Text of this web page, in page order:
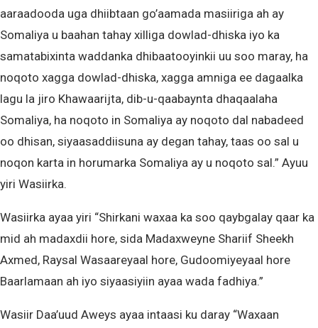
aaraadooda uga dhiibtaan go’aamada masiiriga ah ay
Somaliya u baahan tahay xilliga dowlad-dhiska iyo ka
samatabixinta waddanka dhibaatooyinkii uu soo maray, ha
noqoto xagga dowlad-dhiska, xagga amniga ee dagaalka
lagu la jiro Khawaarijta, dib-u-qaabaynta dhaqaalaha
Somaliya, ha noqoto in Somaliya ay noqoto dal nabadeed
oo dhisan, siyaasaddiisuna ay degan tahay, taas oo sal u
noqon karta in horumarka Somaliya ay u noqoto sal.” Ayuu
yiri Wasiirka.
Wasiirka ayaa yiri “Shirkani waxaa ka soo qaybgalay qaar ka
mid ah madaxdii hore, sida Madaxweyne Shariif Sheekh
Axmed, Raysal Wasaareyaal hore, Gudoomiyeyaal hore
Baarlamaan ah iyo siyaasiyiin ayaa wada fadhiya.”
Wasiir Daa’uud Aweys ayaa intaasi ku daray “Waxaan